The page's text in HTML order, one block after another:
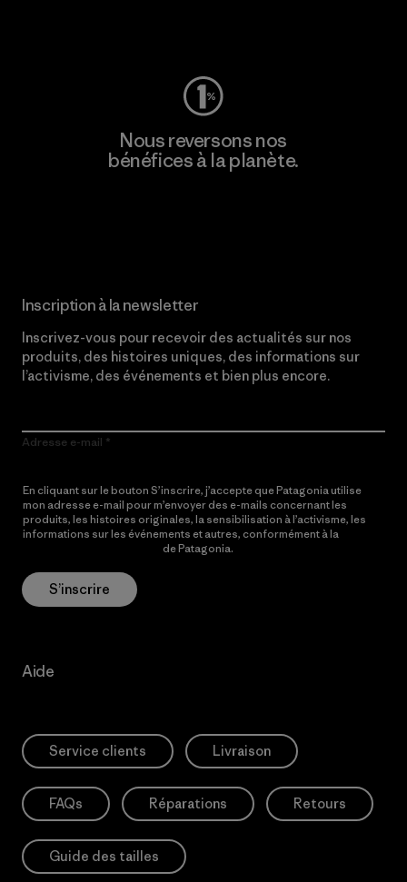
Nous reversons nos
bénéfices à la planète.
Inscription à la newsletter
Inscrivez-vous pour recevoir des actualités sur nos
produits, des histoires uniques, des informations sur
l’activisme, des événements et bien plus encore.
Adresse e-mail
En cliquant sur le bouton S’inscrire, j’accepte que Patagonia utilise
mon adresse e-mail pour m’envoyer des e-mails concernant les
produits, les histoires originales, la sensibilisation à l’activisme, les
informations sur les événements et autres, conformément à la
de Patagonia.
S’inscrire
Aide
Service clients Livraison
FAQs Réparations Retours
Guide des tailles